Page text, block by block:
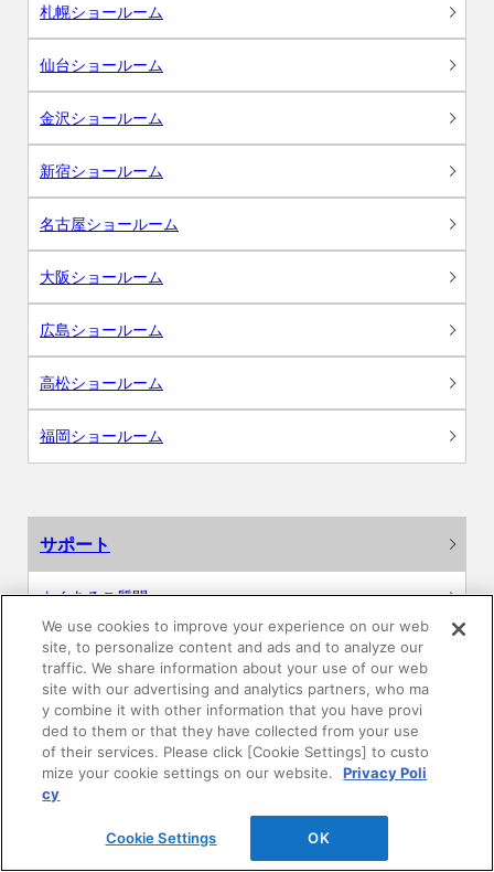
札幌ショールーム
仙台ショールーム
金沢ショールーム
新宿ショールーム
名古屋ショールーム
大阪ショールーム
広島ショールーム
高松ショールーム
福岡ショールーム
サポート
よくあるご質問
カタログ閲覧・資料請求
各種データダウンロード
WEB見積・各種シミュレーション
交換用部品の購入
We use cookies to improve your experience on our web
site, to personalize content and ads and to analyze our
traffic. We share information about your use of our web
site with our advertising and analytics partners, who ma
y combine it with other information that you have provi
ded to them or that they have collected from your use
of their services. Please click [Cookie Settings] to custo
mize your cookie settings on our website.
Privacy Poli
cy
Cookie Settings OK